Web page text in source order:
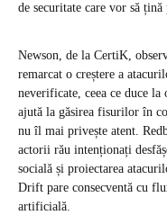
de securitate care vor să țină
Newson, de la CertiK,
remarcat o creștere a
neverificate, ceea ce duce
ajută la găsirea fisurilor în
nu îl mai privește atent.
actorii rău intenționați
socială și proiectarea
Drift pare consecventă cu
artificială.